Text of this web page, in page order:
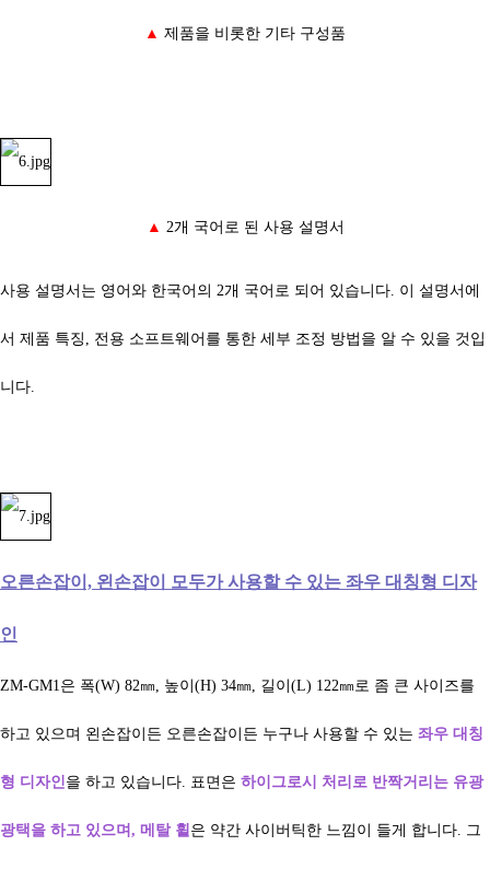
▲ 제품을 비롯한 기타 구성품
▲ 2개 국어로 된 사용 설명서
사용 설명서는 영어와 한국어의 2개 국어로 되어 있습니다. 이 설명서에
서 제품 특징, 전용 소프트웨어를 통한 세부 조정 방법을 알 수 있을 것입
니다.
오른손잡이, 왼손잡이 모두가 사용할 수 있는 좌우 대칭형 디자
인
ZM-GM1은 폭(W) 82㎜, 높이(H) 34㎜, 길이(L) 122㎜로 좀 큰 사이즈를
하고 있으며 왼손잡이든 오른손잡이든 누구나 사용할 수 있는 좌우 대칭
형 디자인을 하고 있습니다. 표면은 하이그로시 처리로 반짝거리는 유광
광택을 하고 있으며, 메탈 휠 은 약간 사이버틱한 느낌이 들게 합니다. 그